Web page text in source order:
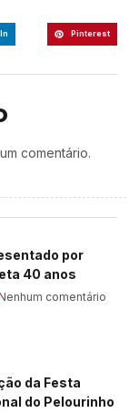
Pinterest
comentário.
por
40 anos
Nenhum comentário
da Festa
do Pelourinho